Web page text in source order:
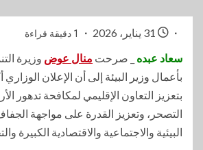
1 دقيقة قراءة
سعاد عبده _ صرحت منال عوض وزيرة
بأعمال وزير البيئة إلى أن الإعلان
بتعزيز التعاون الإقليمي لمكافحة تدهور
التصحر، وتعزيز القدرة على مواجهة
البيئية والاجتماعية والاقتصادية الكبيرة